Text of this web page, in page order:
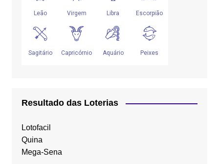
Resultado das Loterias
Lotofacil
Quina
Mega-Sena